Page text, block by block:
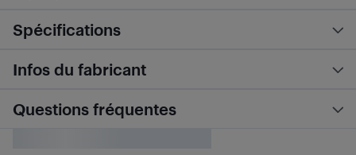
Spécifications
Infos du fabricant
Questions fréquentes